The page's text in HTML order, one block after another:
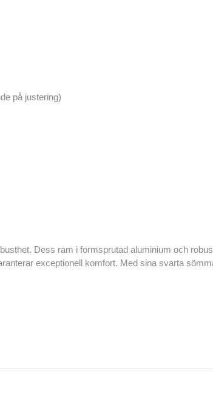
på justering)
Dess ram i formsprutad aluminium och
exceptionell komfort. Med sina svarta